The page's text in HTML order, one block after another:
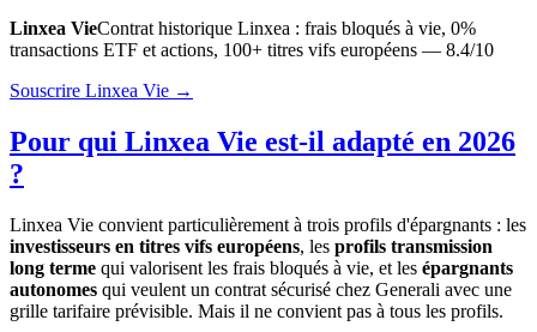
Linxea VieContrat historique Linxea : frais bloqués à vie, 0%
transactions ETF et actions, 100+ titres vifs européens — 8.4/10
Souscrire Linxea Vie →
Pour qui Linxea Vie est-il adapté en 2026
?
Linxea Vie convient particulièrement à trois profils d'épargnants : les
investisseurs en titres vifs européens, les profils transmission
long terme qui valorisent les frais bloqués à vie, et les épargnants
autonomes qui veulent un contrat sécurisé chez Generali avec une
grille tarifaire prévisible. Mais il ne convient pas à tous les profils.